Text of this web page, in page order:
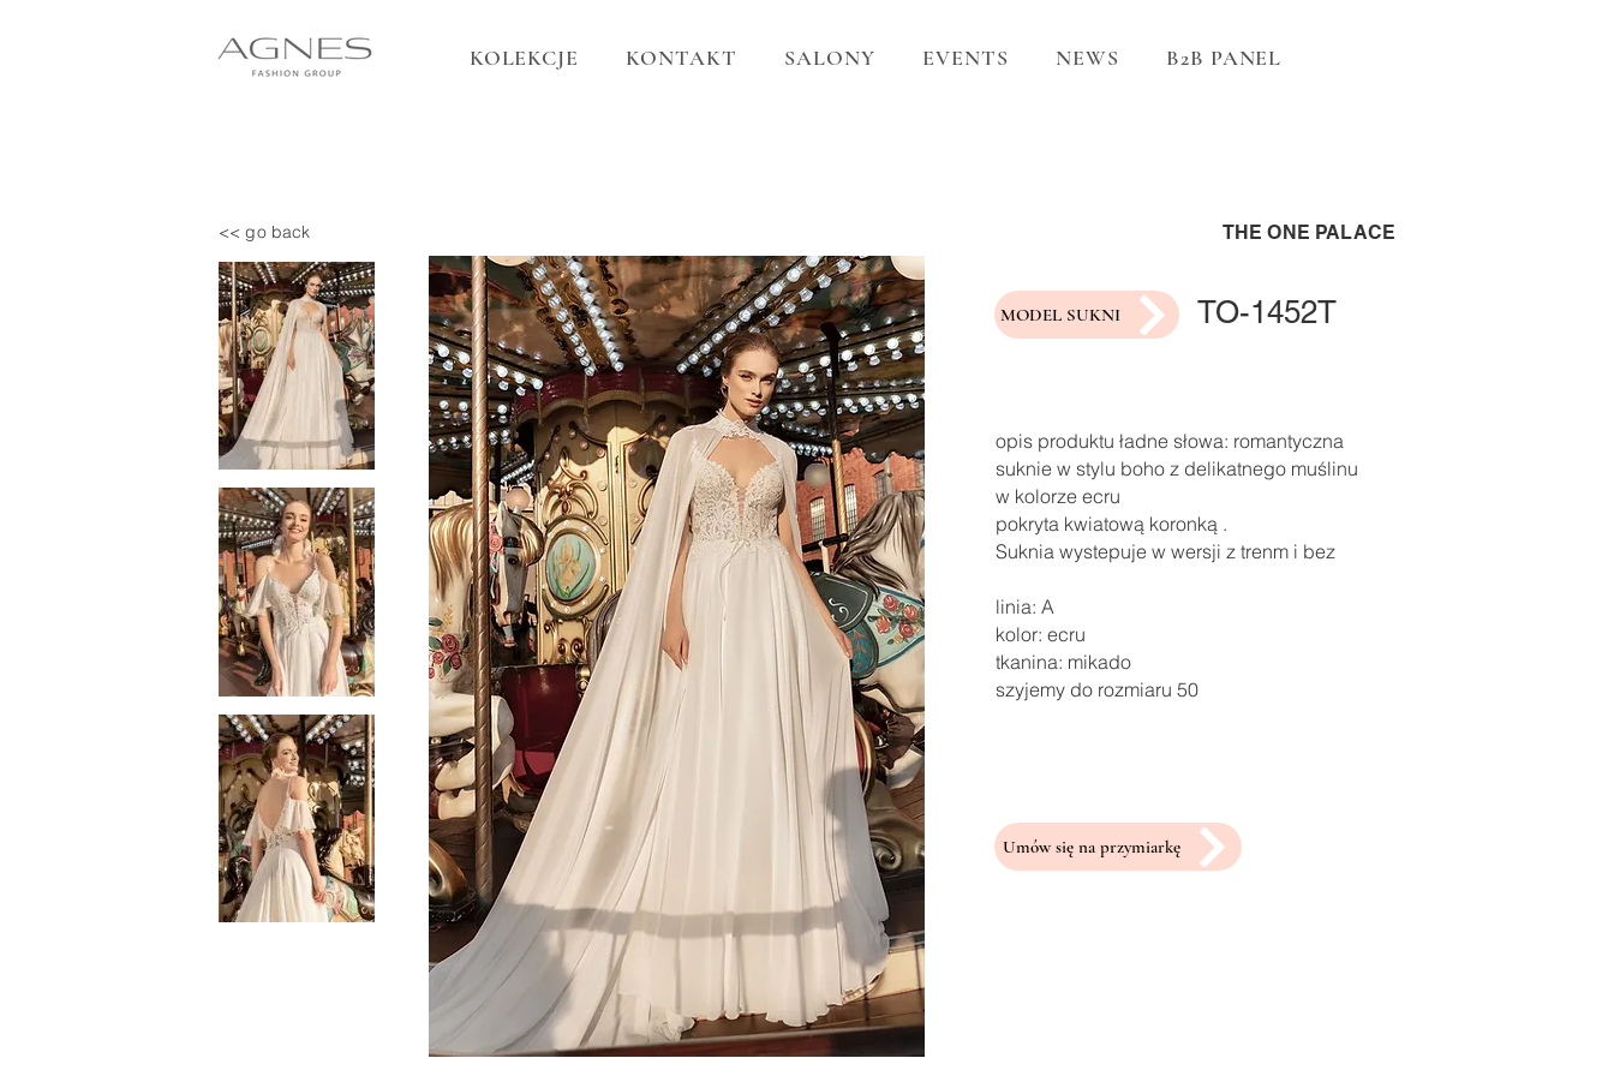
KOLEKCJE KONTAKT SALONY EVENTS NEWS B2B PANEL
<< go back THE ONE PALACE
MODEL SUKNI TO-1452T
opis produktu ładne słowa: romantyczna
suknie w stylu boho z delikatnego muślinu
w kolorze ecru
pokryta kwiatową koronką .
Suknia wystepuje w wersji z trenm i bez
linia: A
kolor: ecru
tkanina: mikado
szyjemy do rozmiaru 50
Umów się na przymiarkę